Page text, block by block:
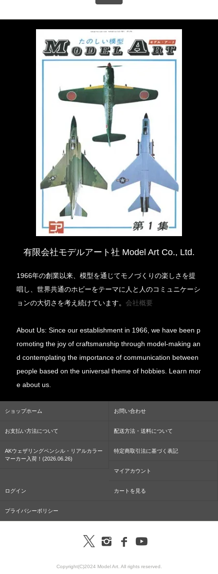
有限会社モデルアート社 Model Art Co., Ltd.
1966年の創業以来、模型を通じてモノづくりの楽しさを提
唱し、世界共通のホビーをテーマに人と人のコミュニケーシ
ョンの大切さを考え続けています。会社概要
About Us: Since our establishment in 1966, we have been p
romoting the joy of craftsmanship through model-making an
d contemplating the importance of communication between
people based on the universal theme of hobbies. Learn mor
e about us.
ショップホーム お問い合わせ
お支払い方法について 配送方法・送料について
AKウェザリングペンシル・リアルカラー
マーカー入荷！(2026.06.26)
特定商取引法に基づく表記
マイアカウント
ログイン カートを見る
プライバシーポリシー
Copyright(C)2024 Model Art. All rights reserved.